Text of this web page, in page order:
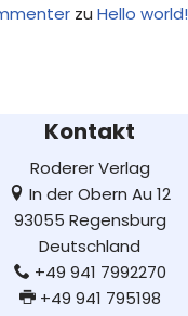
zu Hello world!
Kontakt
Roderer Verlag
In der Obern Au 12
93055 Regensburg
Deutschland
+49 941 7992270
+49 941 795198